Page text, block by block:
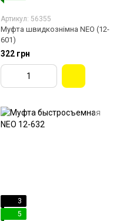
Артикул: 56355
Муфта швидкознімна NEO (12-
601)
322 грн
3
5